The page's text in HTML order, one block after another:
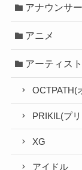
アナウンサー
アニメ
アーティスト
OCTPATH(
PRIKIL(プ
XG
アイドル